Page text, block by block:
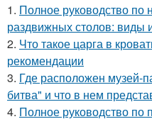
1. Полное руководство
раздвижных столов: виды
2. Что такое царга в
рекомендации
3. Где расположен музей-
битва" и что в нем
4. Полное руководство по